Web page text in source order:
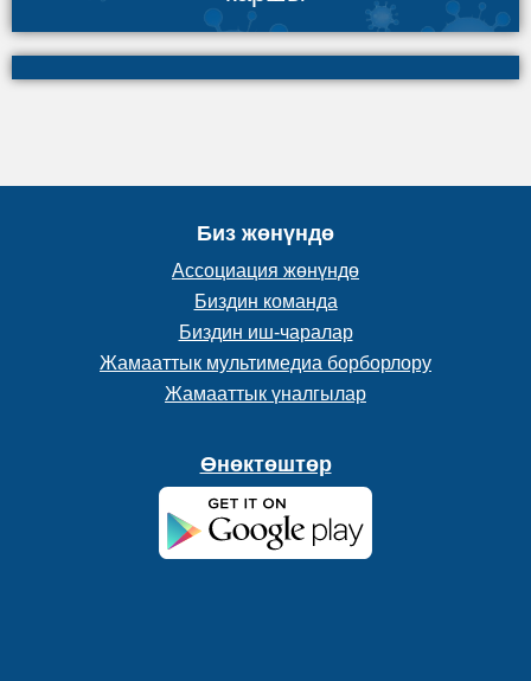
Биз жөнүндө
Ассоциация жөнүндө
Биздин команда
Биздин иш-чаралар
Жамааттык мультимедиа борборлору
Жамааттык үналгылар
Өнөктөштөр